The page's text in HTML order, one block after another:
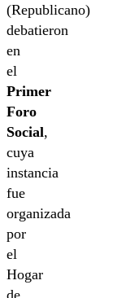
(Republicano)
debatieron
en
el
Primer
Foro
Social,
cuya
instancia
fue
organizada
por
el
Hogar
de